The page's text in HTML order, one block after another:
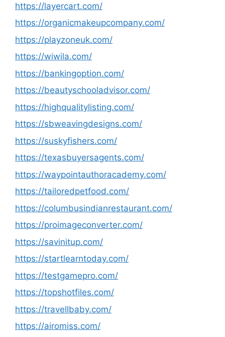
https://layercart.com/
https://organicmakeupcompany.com/
https://playzoneuk.com/
https://wiwila.com/
https://bankingoption.com/
https://beautyschooladvisor.com/
https://highqualitylisting.com/
https://sbweavingdesigns.com/
https://suskyfishers.com/
https://texasbuyersagents.com/
https://waypointauthoracademy.com/
https://tailoredpetfood.com/
https://columbusindianrestaurant.com/
https://proimageconverter.com/
https://savinitup.com/
https://startlearntoday.com/
https://testgamepro.com/
https://topshotfiles.com/
https://travellbaby.com/
https://airomiss.com/